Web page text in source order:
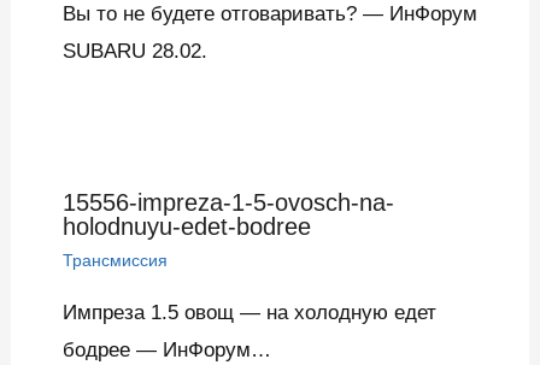
Вы то не будете отговаривать? — ИнФорум
SUBARU 28.02.
15556-impreza-1-5-ovosch-na-
holodnuyu-edet-bodree
Трансмиссия
Импреза 1.5 овощ — на холодную едет
бодрее — ИнФорум…